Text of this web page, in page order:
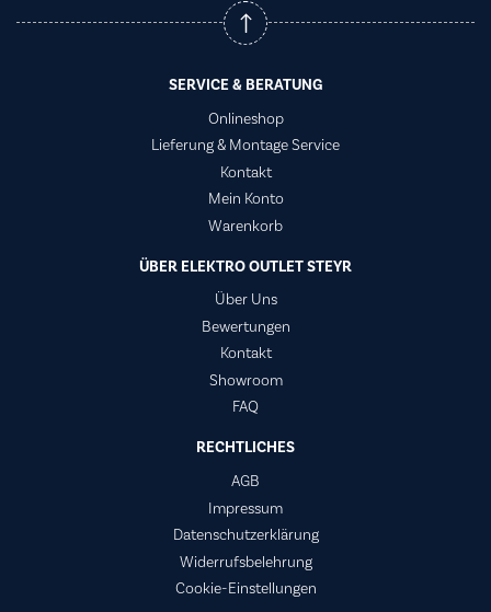
SERVICE & BERATUNG
Onlineshop
Lieferung & Montage Service
Kontakt
Mein Konto
Warenkorb
ÜBER ELEKTRO OUTLET STEYR
Über Uns
Bewertungen
Kontakt
Showroom
FAQ
RECHTLICHES
AGB
Impressum
Datenschutzerklärung
Widerrufsbelehrung
Cookie-Einstellungen